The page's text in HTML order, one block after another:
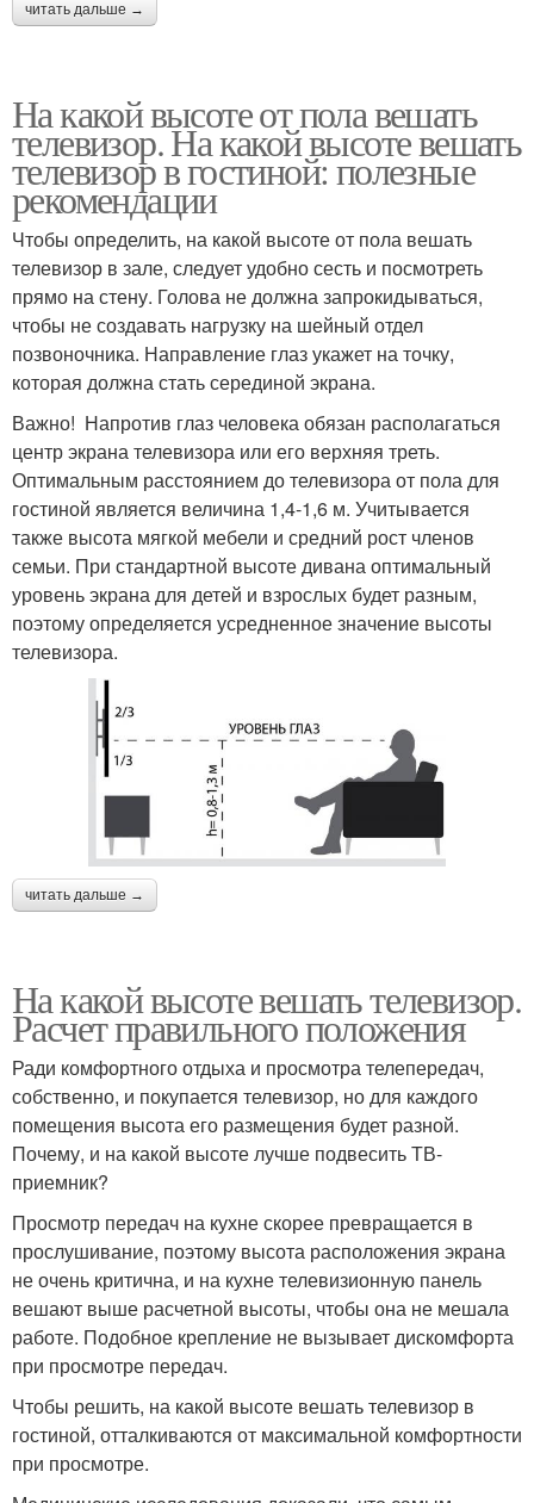
читать дальше →
На какой высоте от пола вешать
телевизор. На какой высоте вешать
телевизор в гостиной: полезные
рекомендации
Чтобы определить, на какой высоте от пола вешать
телевизор в зале, следует удобно сесть и посмотреть
прямо на стену. Голова не должна запрокидываться,
чтобы не создавать нагрузку на шейный отдел
позвоночника. Направление глаз укажет на точку,
которая должна стать серединой экрана.
Важно! Напротив глаз человека обязан располагаться
центр экрана телевизора или его верхняя треть.
Оптимальным расстоянием до телевизора от пола для
гостиной является величина 1,4-1,6 м. Учитывается
также высота мягкой мебели и средний рост членов
семьи. При стандартной высоте дивана оптимальный
уровень экрана для детей и взрослых будет разным,
поэтому определяется усредненное значение высоты
телевизора.
читать дальше →
На какой высоте вешать телевизор.
Расчет правильного положения
Ради комфортного отдыха и просмотра телепередач,
собственно, и покупается телевизор, но для каждого
помещения высота его размещения будет разной.
Почему, и на какой высоте лучше подвесить ТВ-
приемник?
Просмотр передач на кухне скорее превращается в
прослушивание, поэтому высота расположения экрана
не очень критична, и на кухне телевизионную панель
вешают выше расчетной высоты, чтобы она не мешала
работе. Подобное крепление не вызывает дискомфорта
при просмотре передач.
Чтобы решить, на какой высоте вешать телевизор в
гостиной, отталкиваются от максимальной комфортности
при просмотре.